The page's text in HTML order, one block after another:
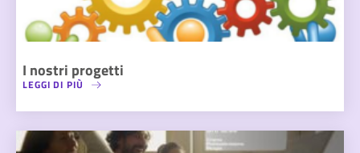
I nostri progetti
LEGGI DI PIÙ